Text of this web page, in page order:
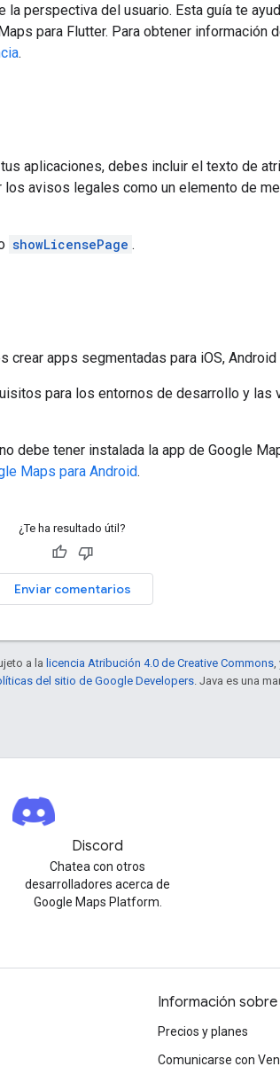
la perspectiva del usuario. Esta guía te
para Flutter. Para obtener información
.
aplicaciones, debes incluir el texto de
los avisos legales como un elemento de
showLicensePage .
crear apps segmentadas para iOS, Android
para los entornos de desarrollo y
debe tener instalada la app de Google
Maps para Android.
¿Te ha resultado útil?
Enviar comentarios
a la licencia Atribución 4.0 de Creative Commons
del sitio de Google Developers . Java es una
Discord
Chatea con otros
desarrolladores acerca de
Google Maps Platform.
Información
Precios y planes
Comunicarse con